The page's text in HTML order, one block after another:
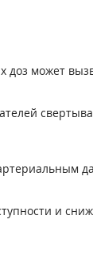
доз может
и